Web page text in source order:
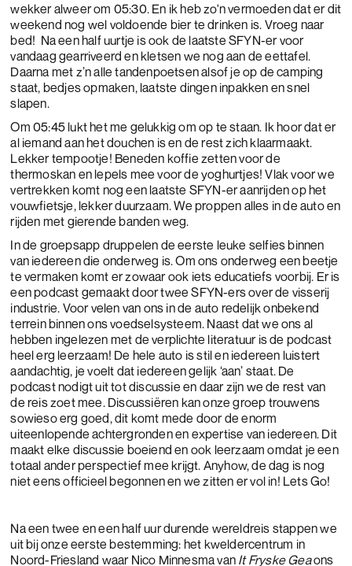
wekker alweer om 05:30. En ik heb zo'n vermoeden dat er dit
weekend nog wel voldoende bier te drinken is. Vroeg naar
bed! Na een half uurtje is ook de laatste SFYN-er voor
vandaag gearriveerd en kletsen we nog aan de eettafel.
Daarna met z’n alle tandenpoetsen alsof je op de camping
staat, bedjes opmaken, laatste dingen inpakken en snel
slapen.
Om 05:45 lukt het me gelukkig om op te staan. Ik hoor dat er
al iemand aan het douchen is en de rest zich klaarmaakt.
Lekker tempootje! Beneden koffie zetten voor de
thermoskan en lepels mee voor de yoghurtjes! Vlak voor we
vertrekken komt nog een laatste SFYN-er aanrijden op het
vouwfietsje, lekker duurzaam. We proppen alles in de auto en
rijden met gierende banden weg.
In de groepsapp druppelen de eerste leuke selfies binnen
van iedereen die onderweg is. Om ons onderweg een beetje
te vermaken komt er zowaar ook iets educatiefs voorbij. Er is
een podcast gemaakt door twee SFYN-ers over de visserij
industrie. Voor velen van ons in de auto redelijk onbekend
terrein binnen ons voedselsysteem. Naast dat we ons al
hebben ingelezen met de verplichte literatuur is de podcast
heel erg leerzaam! De hele auto is stil en iedereen luistert
aandachtig, je voelt dat iedereen gelijk ‘aan’ staat. De
podcast nodigt uit tot discussie en daar zijn we de rest van
de reis zoet mee. Discussiëren kan onze groep trouwens
sowieso erg goed, dit komt mede door de enorm
uiteenlopende achtergronden en expertise van iedereen. Dit
maakt elke discussie boeiend en ook leerzaam omdat je een
totaal ander perspectief mee krijgt. Anyhow, de dag is nog
niet eens officieel begonnen en we zitten er vol in! Lets Go!
Na een twee en een half uur durende wereldreis stappen we
uit bij onze eerste bestemming: het kweldercentrum in
Noord-Friesland waar Nico Minnesma van It Fryske Geaons